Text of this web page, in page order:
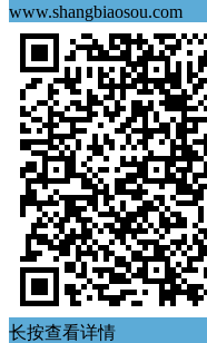
www.shangbiaosou.com
长按查看详情